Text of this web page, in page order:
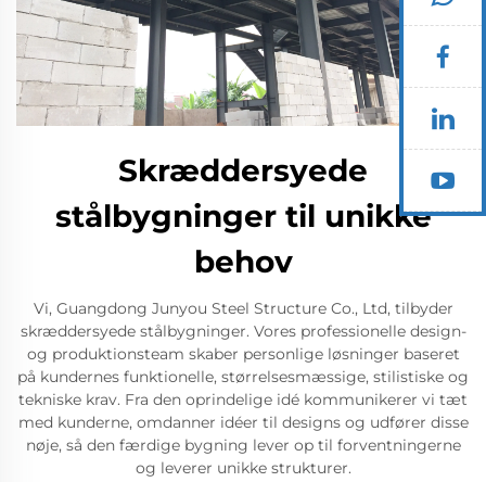
Skræddersyede
stålbygninger til unikke
behov
Vi, Guangdong Junyou Steel Structure Co., Ltd, tilbyder
skræddersyede stålbygninger. Vores professionelle design-
og produktionsteam skaber personlige løsninger baseret
på kundernes funktionelle, størrelsesmæssige, stilistiske og
tekniske krav. Fra den oprindelige idé kommunikerer vi tæt
med kunderne, omdanner idéer til designs og udfører disse
nøje, så den færdige bygning lever op til forventningerne
og leverer unikke strukturer.